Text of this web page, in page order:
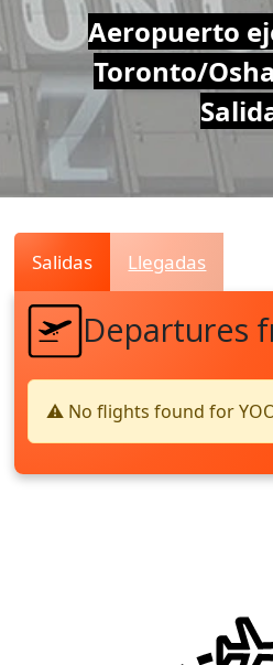
Air
Traffic
Live
Aeropuerto
Toronto/
Salidas Llegadas
Departures
⚠️ No flights found for